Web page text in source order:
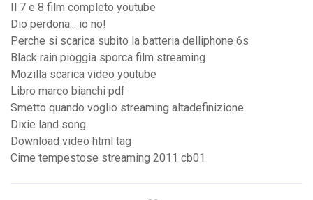
Il 7 e 8 film completo youtube
Dio perdona... io no!
Perche si scarica subito la batteria delliphone 6s
Black rain pioggia sporca film streaming
Mozilla scarica video youtube
Libro marco bianchi pdf
Smetto quando voglio streaming altadefinizione
Dixie land song
Download video html tag
Cime tempestose streaming 2011 cb01